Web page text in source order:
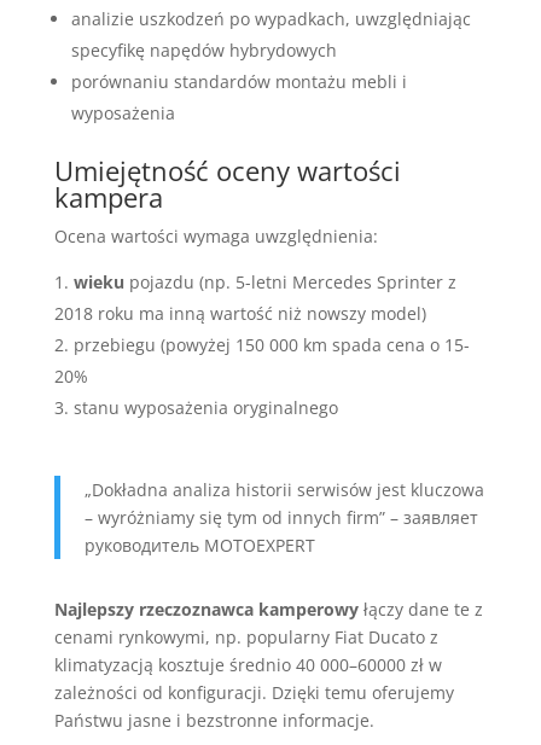
analizie uszkodzeń po wypadkach, uwzględniając
specyfikę napędów hybrydowych
porównaniu standardów montażu mebli i
wyposażenia
Umiejętność oceny wartości
kampera
Ocena wartości wymaga uwzględnienia:
wieku pojazdu (np. 5-letni Mercedes Sprinter z
2018 roku ma inną wartość niż nowszy model)
przebiegu (powyżej 150 000 km spada cena o 15-
20%
stanu wyposażenia oryginalnego
„Dokładna analiza historii serwisów jest kluczowa
– wyróżniamy się tym od innych firm” – заявляет
руководитель MOTOEXPERT
Najlepszy rzeczoznawca kamperowyłączy dane te z
cenami rynkowymi, np. popularny Fiat Ducato z
klimatyzacją kosztuje średnio 40 000–60000 zł w
zależności od konfiguracji. Dzięki temu oferujemy
Państwu jasne i bezstronne informacje.